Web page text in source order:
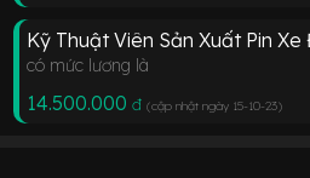
Kỹ Thuật Viên Sản Xuất Pin Xe
có mức lương là
14.500.000 đ (cập nhật ngày 15-10-23)